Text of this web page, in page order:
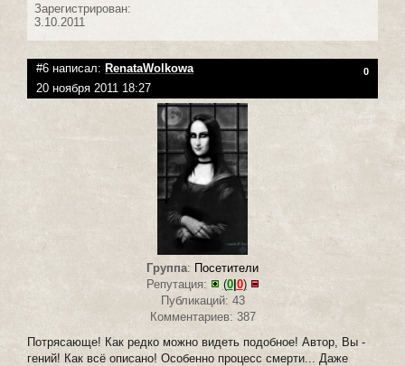
Зарегистрирован:
3.10.2011
#6 написал: RenataWolkowa 0
20 ноября 2011 18:27
Группа: Посетители
Репутация:
(0| 0)
Публикаций: 43
Комментариев: 387
Потрясающе! Как редко можно видеть подобное! Автор, Вы -
гений! Как всё описано! Особенно процесс смерти... Даже